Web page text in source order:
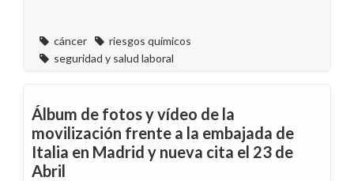
cáncer
riesgos químicos
seguridad y salud laboral
Álbum de fotos y vídeo de la
movilización frente a la embajada de
Italia en Madrid y nueva cita el 23 de
Abril